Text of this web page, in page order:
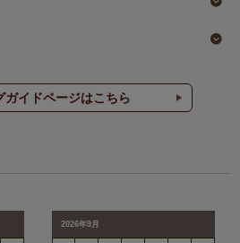
ガイドページはこちら
2026年9月